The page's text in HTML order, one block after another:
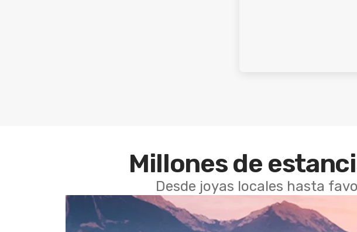
Millones de
Desde joyas locales hasta